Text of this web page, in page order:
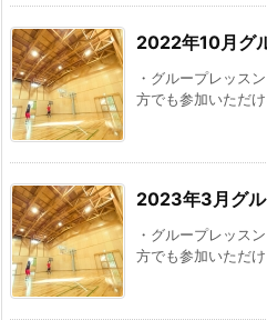
2022年10月グ
・グループレッス
方でも参加いただ
2023年3月グ
・グループレッス
方でも参加いただ